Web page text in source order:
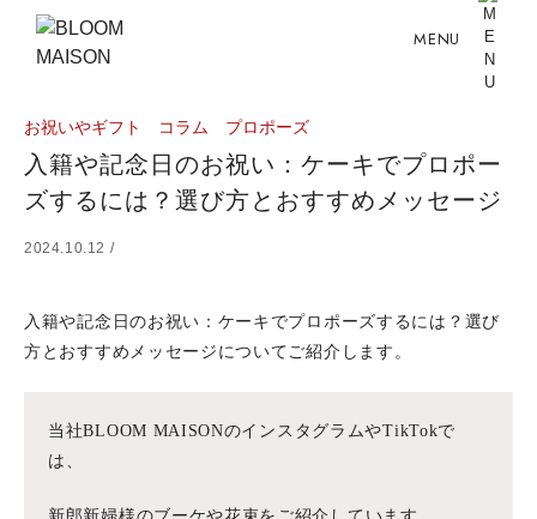
MENU
お祝いやギフト コラム プロポーズ
入籍や記念日のお祝い：ケーキでプロポー
ズするには？選び方とおすすめメッセージ
2024.10.12 /
入籍や記念日のお祝い：ケーキでプロポーズするには？選び
方とおすすめメッセージについてご紹介します。
当社BLOOM MAISONのインスタグラムやTikTokで
は、